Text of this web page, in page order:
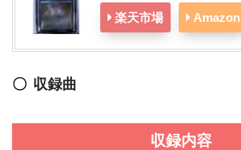
楽天市場 Amazon
収録曲
収録内容